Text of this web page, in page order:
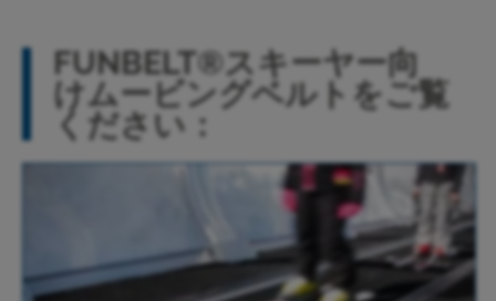
FUNBELT®スキーヤー向
けムービングベルトをご覧
ください：